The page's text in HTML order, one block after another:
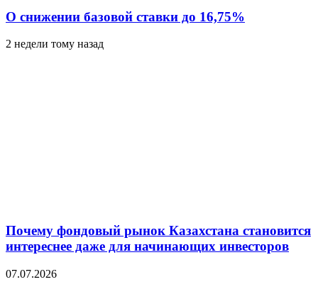
О снижении базовой ставки до 16,75%
2 недели тому назад
Почему фондовый рынок Казахстана становится
интереснее даже для начинающих инвесторов
07.07.2026